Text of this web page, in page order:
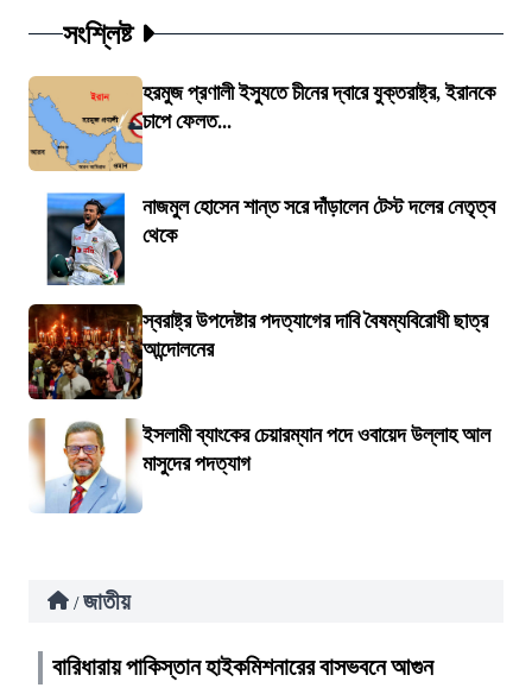
সংশ্লিষ্ট
হরমুজ প্রণালী ইস্যুতে চীনের দ্বারে যুক্তরাষ্ট্র, ইরানকে
চাপে ফেলত...
নাজমুল হোসেন শান্ত সরে দাঁড়ালেন টেস্ট দলের নেতৃত্ব
থেকে
স্বরাষ্ট্র উপদেষ্টার পদত্যাগের দাবি বৈষম্যবিরোধী ছাত্র
আন্দোলনের
ইসলামী ব্যাংকের চেয়ারম্যান পদে ওবায়েদ উল্লাহ আল
মাসুদের পদত্যাগ
/ জাতীয়
বারিধারায় পাকিস্তান হাইকমিশনারের বাসভবনে আগুন